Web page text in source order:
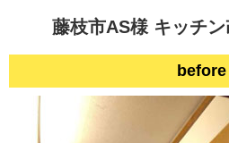
藤枝市AS様 キッチ
before